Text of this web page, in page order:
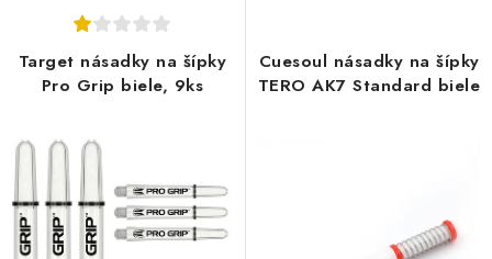
u
o
v
o
k
t
o
v
Target násadky na šípky
Pro Grip biele, 9ks
Cuesoul násadky na šípky
TERO AK7 Standard biele